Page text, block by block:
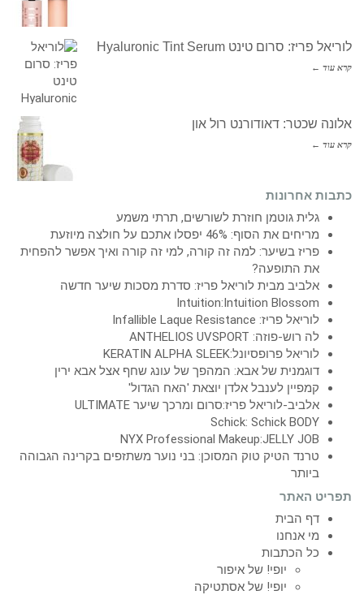
לוריאל פריז: סרום טינט Hyaluronic Tint Serum
קרא עוד ←
אלונה שכטר: דאודורנט רול און
קרא עוד ←
כתבות אחרונות
גלית גוטמן חוזרת לשורשים, תרתי משמע
מריחים את הסוף: 46% יפסלו אתכם על חולצה מיוזעת
פריז בשיער: למה זה קורה, למי זה קורה ואיך אפשר להפחית
את התופעה?
אלביב מבית לוריאל פריז: סדרת מסכות שיער חדשה
Intuition:Intuition Blossom
לוריאל פריז: Infallible Laque Resistance
לה רוש-פוזה: ANTHELIOS UVSPORT
לוריאל פרופסיונל:KERATIN ALPHA SLEEK
דוגמנית של אבא: המהפך של עונג שחף אצל אבא ירין
קמפיין לענבל אלדן יוצאת 'האח הגדול'
אלביב-לוריאל פריז:סרום ומרכך שיער ULTIMATE
Schick: Schick BODY
NYX Professional Makeup:JELLY JOB
טרנד הטיק טוק המסוכן: בני נוער משתזפים בקרינה הגבוהה
ביותר
תפריט האתר
דף הבית
מי אנחנו
כל הכתבות
יופי! של איפור
יופי! של אסתטיקה